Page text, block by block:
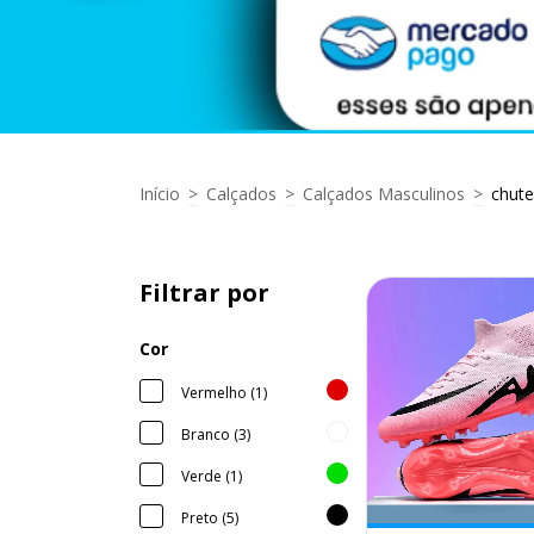
Início > Calçados > Calçados Masculinos >
Filtrar por
Cor
Vermelho (1)
Branco (3)
Verde (1)
Preto (5)